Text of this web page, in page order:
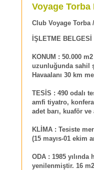
Voyage Torba
Club Voyage Torba
İŞLETME BELGESİ
KONUM : 50.000
uzunluğunda sahil
Havaalanı 30 km
TESİS : 490 odalı
amfi tiyatro,
adet barı, kuaför
KLİMA : Tesiste
(15 mayıs-01 ekim
ODA : 1985 yılında
yenilenmiştir. 16